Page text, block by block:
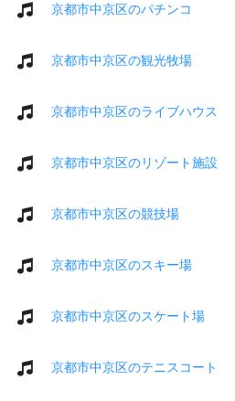
京都市中京区のパチンコ
京都市中京区の観光牧場
京都市中京区のライブハウス
京都市中京区のリゾート施設
京都市中京区の競技場
京都市中京区のスキー場
京都市中京区のスケート場
京都市中京区のテニスコート